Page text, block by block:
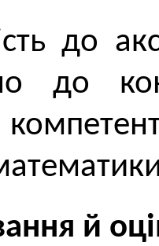
до
до
й